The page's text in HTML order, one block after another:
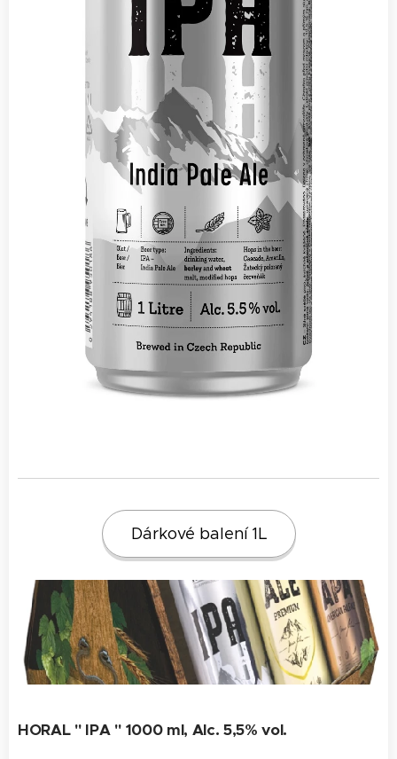
Dárkové balení 1L
HORAL " IPA " 1000 ml, Alc. 5,5% vol.